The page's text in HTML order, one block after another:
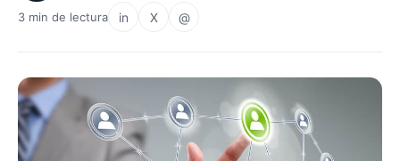
3 min de lectura in X @